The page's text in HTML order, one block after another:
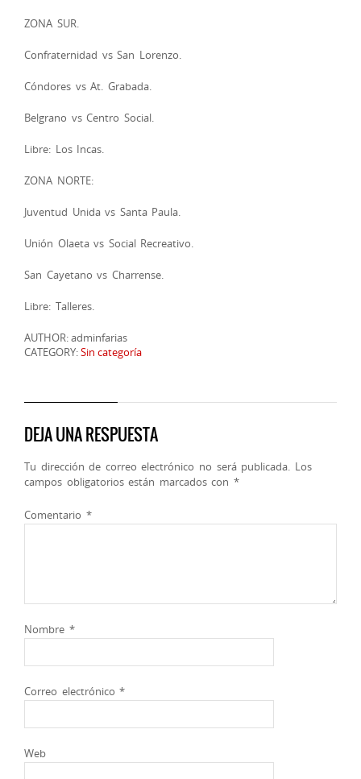
ZONA SUR.
Confraternidad vs San Lorenzo.
Cóndores vs At. Grabada.
Belgrano vs Centro Social.
Libre: Los Incas.
ZONA NORTE:
Juventud Unida vs Santa Paula.
Unión Olaeta vs Social Recreativo.
San Cayetano vs Charrense.
Libre: Talleres.
AUTHOR: adminfarias
CATEGORY:Sin categoría
DEJA UNA RESPUESTA
Tu dirección de correo electrónico no será publicada. Los
campos obligatorios están marcados con *
Comentario *
Nombre *
Correo electrónico*
Web